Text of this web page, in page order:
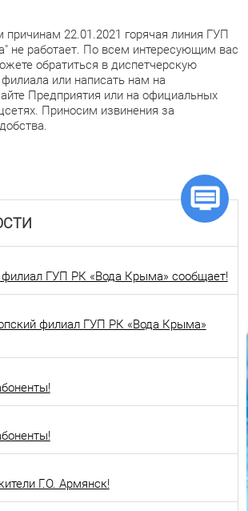
причинам 22.01.2021 горячая линия ГУП
не работает. По всем интересующим вас
обратиться в диспетчерскую
или написать нам на
Предприятия или на официальных
Приносим извинения за
ГУП РК «Вода Крыма» сообщает!
филиал ГУП РК «Вода Крыма»
Г.О. Армянск!